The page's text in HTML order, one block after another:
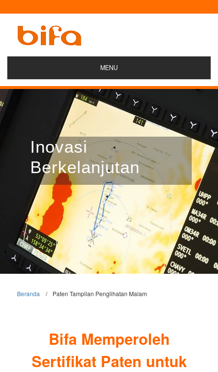
MENU
Inovasi
Berkelanjutan
Beranda Paten Tampilan Penglihatan Malam
Bifa Memperoleh
Sertifikat Paten untuk